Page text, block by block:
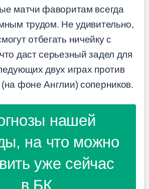
матчи фаворитам всегда
трудом. Не удивительно,
отбегать ничейку с
даст серьезный задел для
двух играх против
фоне Англии) соперников.
нашей
на что можно
уже сейчас
в БК